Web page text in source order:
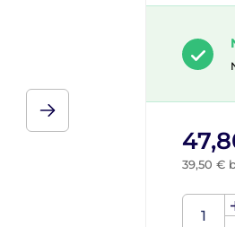
39,50 €